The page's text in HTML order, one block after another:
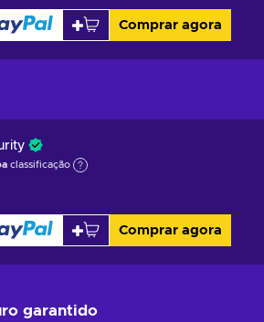
Comprar agora
classificação
Comprar agora
garantido